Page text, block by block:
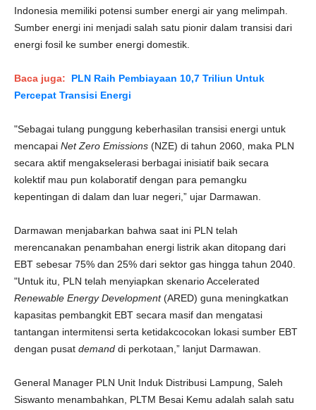
Indonesia memiliki potensi sumber energi air yang melimpah.
Sumber energi ini menjadi salah satu pionir dalam transisi dari
energi fosil ke sumber energi domestik.
Baca juga: PLN Raih Pembiayaan 10,7 Triliun Untuk
Percepat Transisi Energi
"Sebagai tulang punggung keberhasilan transisi energi untuk
mencapai Net Zero Emissions (NZE) di tahun 2060, maka PLN
secara aktif mengakselerasi berbagai inisiatif baik secara
kolektif mau pun kolaboratif dengan para pemangku
kepentingan di dalam dan luar negeri,” ujar Darmawan.
Darmawan menjabarkan bahwa saat ini PLN telah
merencanakan penambahan energi listrik akan ditopang dari
EBT sebesar 75% dan 25% dari sektor gas hingga tahun 2040.
"Untuk itu, PLN telah menyiapkan skenario Accelerated
Renewable Energy Development(ARED) guna meningkatkan
kapasitas pembangkit EBT secara masif dan mengatasi
tantangan intermitensi serta ketidakcocokan lokasi sumber EBT
dengan pusat demand di perkotaan,” lanjut Darmawan.
General Manager PLN Unit Induk Distribusi Lampung, Saleh
Siswanto menambahkan, PLTM Besai Kemu adalah salah satu